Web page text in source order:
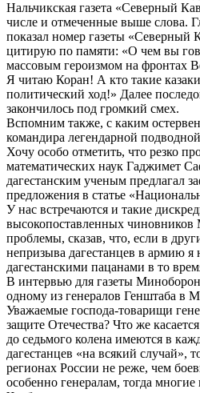
Нальчикская газета «Северный
числе и отмеченные выше слова.
показал номер газеты «Северный
цитирую по памяти: «О чем вы
массовым героизмом на фронтах
Я читаю Коран! А кто такие
политический ход!» Далее
закончилось под громкий смех.
Вспомним также, с каким
командира легендарной
Хочу особо отметить, что резко
математических наук Гаджимет
дагестанским ученым предлагал
предложения в статье
У нас встречаются и такие
высокопоставленных чиновников
проблемы, сказав, что, если в
непризыва дагестанцев в армию
дагестанскими пацанами в то
В интервью для газеты
одному из генералов Генштаба в
Уважаемые господа-товарищи
защите Отечества? Что же
до седьмого колена имеются в
дагестанцев «на всякий случай»,
регионах России не реже, чем
особенно генералам, тогда